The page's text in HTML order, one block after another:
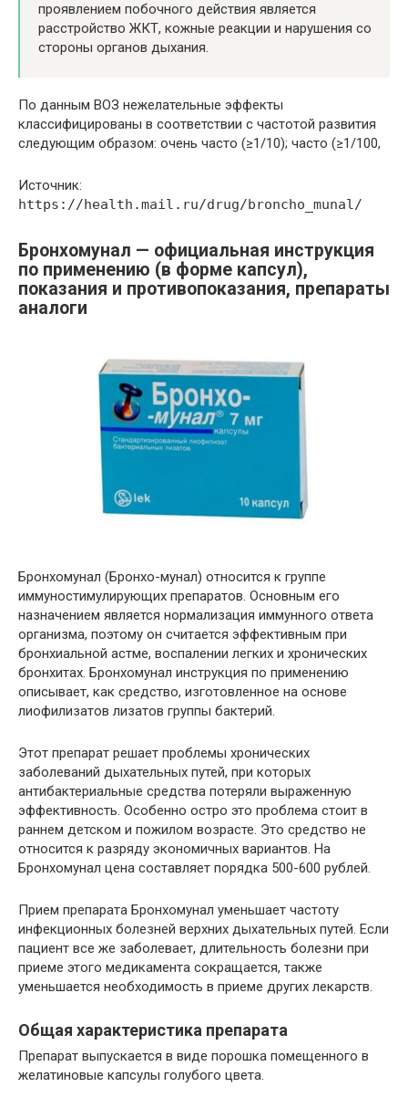
проявлением побочного действия является
расстройство ЖКТ, кожные реакции и нарушения со
стороны органов дыхания.
По данным ВОЗ нежелательные эффекты
классифицированы в соответствии с частотой развития
следующим образом: очень часто (≥1/10); часто (≥1/100,
Источник:
https://health.mail.ru/drug/broncho_munal/
Бронхомунал — официальная инструкция
по применению (в форме капсул),
показания и противопоказания, препараты
аналоги
Бронхомунал (Бронхо-мунал) относится к группе
иммуностимулирующих препаратов. Основным его
назначением является нормализация иммунного ответа
организма, поэтому он считается эффективным при
бронхиальной астме, воспалении легких и хронических
бронхитах. Бронхомунал инструкция по применению
описывает, как средство, изготовленное на основе
лиофилизатов лизатов группы бактерий.
Этот препарат решает проблемы хронических
заболеваний дыхательных путей, при которых
антибактериальные средства потеряли выраженную
эффективность. Особенно остро это проблема стоит в
раннем детском и пожилом возрасте. Это средство не
относится к разряду экономичных вариантов. На
Бронхомунал цена составляет порядка 500-600 рублей.
Прием препарата Бронхомунал уменьшает частоту
инфекционных болезней верхних дыхательных путей. Если
пациент все же заболевает, длительность болезни при
приеме этого медикамента сокращается, также
уменьшается необходимость в приеме других лекарств.
Общая характеристика препарата
Препарат выпускается в виде порошка помещенного в
желатиновые капсулы голубого цвета.